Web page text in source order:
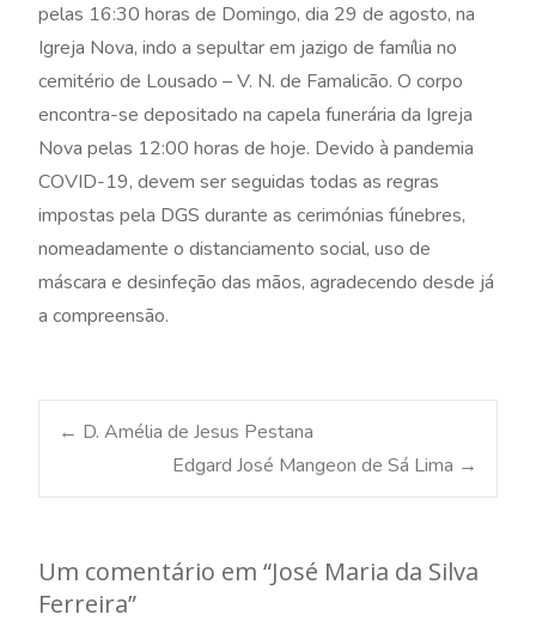
pelas 16:30 horas de Domingo, dia 29 de agosto, na
Igreja Nova, indo a sepultar em jazigo de família no
cemitério de Lousado – V. N. de Famalicão. O corpo
encontra-se depositado na capela funerária da Igreja
Nova pelas 12:00 horas de hoje. Devido à pandemia
COVID-19, devem ser seguidas todas as regras
impostas pela DGS durante as cerimónias fúnebres,
nomeadamente o distanciamento social, uso de
máscara e desinfeção das mãos, agradecendo desde já
a compreensão.
Post
← D. Amélia de Jesus Pestana
Edgard José Mangeon de Sá Lima →
Um comentário em “José Maria da Silva
Ferreira”